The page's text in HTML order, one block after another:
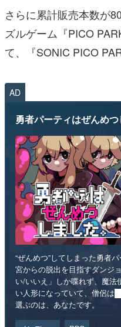
さらに累計販売本数が
ズルゲーム『PICO
て、『SONIC PICO
AD
勇者パーティはぜんめつ
“ぜんめつ”してしまった勇者
宮からの脱出を目指すダンジ
い/いいえ」しか喋れず、魔法
い人形になっていて、僧侶は
選ぶのは、あなたです。